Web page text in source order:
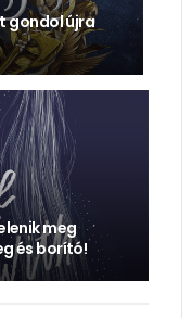
gondol újra
meg
és borító!